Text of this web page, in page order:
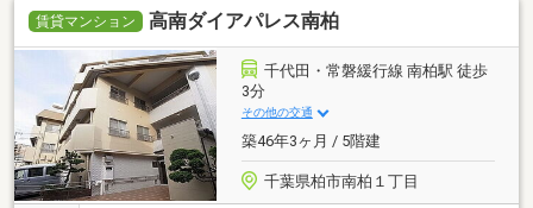
賃貸マンション 高南ダイアパレス南柏
千代田・常磐緩行線 南柏駅 徒歩
3分
その他の交通
築46年3ヶ月 / 5階建
千葉県柏市南柏１丁目